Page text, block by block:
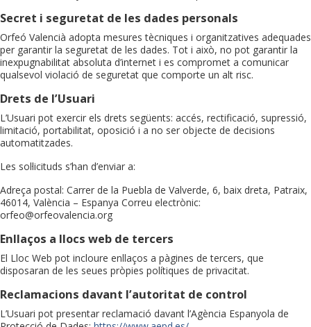
Secret i seguretat de les dades personals
Orfeó Valencià adopta mesures tècniques i organitzatives adequades
per garantir la seguretat de les dades. Tot i això, no pot garantir la
inexpugnabilitat absoluta d’internet i es compromet a comunicar
qualsevol violació de seguretat que comporte un alt risc.
Drets de l’Usuari
L’Usuari pot exercir els drets següents: accés, rectificació, supressió,
limitació, portabilitat, oposició i a no ser objecte de decisions
automatitzades.
Les sol·licituds s’han d’enviar a:
Adreça postal: Carrer de la Puebla de Valverde, 6, baix dreta, Patraix,
46014, València – Espanya Correu electrònic:
orfeo@orfeovalencia.org
Enllaços a llocs web de tercers
El Lloc Web pot incloure enllaços a pàgines de tercers, que
disposaran de les seues pròpies polítiques de privacitat.
Reclamacions davant l’autoritat de control
L’Usuari pot presentar reclamació davant l’Agència Espanyola de